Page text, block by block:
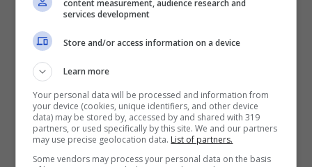
tra le province di Bergamo e Brescia.
Lago di Lucerna – Svizzera
content measurement, audience research and
services development
Store and/or access information on a device
Learn more
Your personal data will be processed and information from
your device (cookies, unique identifiers, and other device
data) may be stored by, accessed by and shared with 319
partners, or used specifically by this site. We and our partners
may use precise geolocation data. List of partners.
Some vendors may process your personal data on the basis